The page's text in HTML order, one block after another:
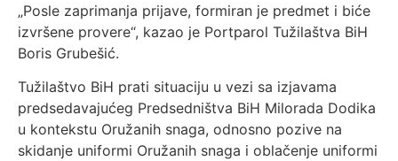
„Posle zaprimanja prijave, formiran je predmet i biće
izvršene provere“, kazao je Portparol Tužilaštva BiH
Boris Grubešić.
Tužilaštvo BiH prati situaciju u vezi sa izjavama
predsedavajućeg Predsedništva BiH Milorada Dodika
u kontekstu Oružanih snaga, odnosno pozive na
skidanje uniformi Oružanih snaga i oblačenje uniformi